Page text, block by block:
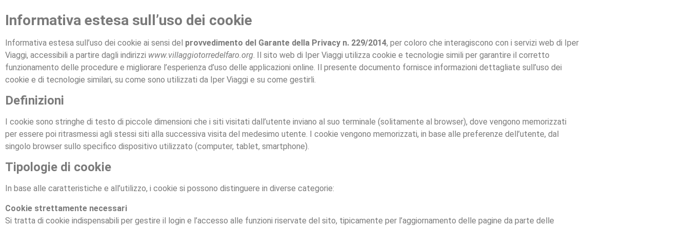
Informativa estesa sull’uso dei cookie
Informativa estesa sull’uso dei cookie ai sensi del provvedimento del Garante della Privacy n. 229/2014, per coloro che interagiscono con i servizi web di Iper
Viaggi, accessibili a partire dagli indirizzi www.villaggiotorredelfaro.org . Il sito web di Iper Viaggi utilizza cookie e tecnologie simili per garantire il corretto
funzionamento delle procedure e migliorare l’esperienza d’uso delle applicazioni online. Il presente documento fornisce informazioni dettagliate sull’uso dei
cookie e di tecnologie similari, su come sono utilizzati da Iper Viaggi e su come gestirli.
Definizioni
I cookie sono stringhe di testo di piccole dimensioni che i siti visitati dall’utente inviano al suo terminale (solitamente al browser), dove vengono memorizzati
per essere poi ritrasmessi agli stessi siti alla successiva visita del medesimo utente. I cookie vengono memorizzati, in base alle preferenze dell’utente, dal
singolo browser sullo specifico dispositivo utilizzato (computer, tablet, smartphone).
Tipologie di cookie
In base alle caratteristiche e all’utilizzo, i cookie si possono distinguere in diverse categorie:
Cookie strettamente necessari
Si tratta di cookie indispensabili per gestire il login e l’accesso alle funzioni riservate del sito, tipicamente per l’aggiornamento delle pagine da parte delle